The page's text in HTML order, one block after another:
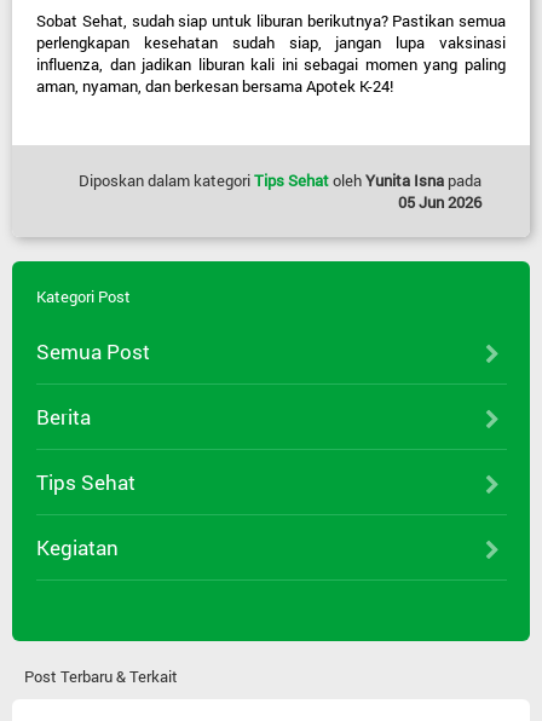
Sobat Sehat, sudah siap untuk liburan berikutnya? Pastikan semua
perlengkapan kesehatan sudah siap, jangan lupa vaksinasi
influenza, dan jadikan liburan kali ini sebagai momen yang paling
aman, nyaman, dan berkesan bersama Apotek K-24!
Diposkan dalam kategoriTips SehatolehYunita Isna pada
05 Jun 2026
Kategori Post
Semua Post
Berita
Tips Sehat
Kegiatan
Post Terbaru & Terkait